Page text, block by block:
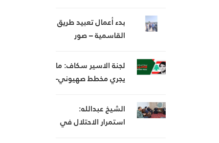
الثانية
بدء أعمال تعبيد طريق
القاسمية – صور
لجنة الاسير سكاف: ما
يجري مخطط صهيوني-
الشيخ عبدالله:
استمرار الاحتلال في